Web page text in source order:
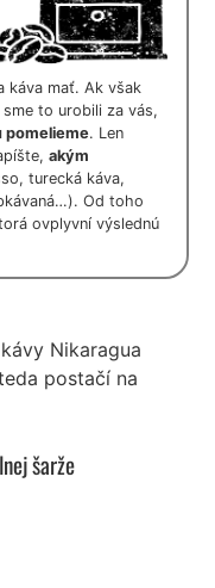
káva mať. Ak však
to urobili za vás,
pomelieme. Len
akým
turecká káva,
Od toho
ovplyvní výslednú
Nikaragua
postačí na
šarže